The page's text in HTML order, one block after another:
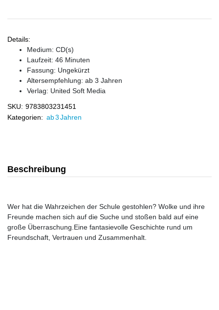
Details:
Medium: CD(s)
Laufzeit: 46 Minuten
Fassung: Ungekürzt
Altersempfehlung: ab 3 Jahren
Verlag: United Soft Media
SKU: 9783803231451
Kategorien: ab 3 Jahren
Beschreibung
Wer hat die Wahrzeichen der Schule gestohlen? Wolke und ihre
Freunde machen sich auf die Suche und stoßen bald auf eine
große Überraschung.Eine fantasievolle Geschichte rund um
Freundschaft, Vertrauen und Zusammenhalt.